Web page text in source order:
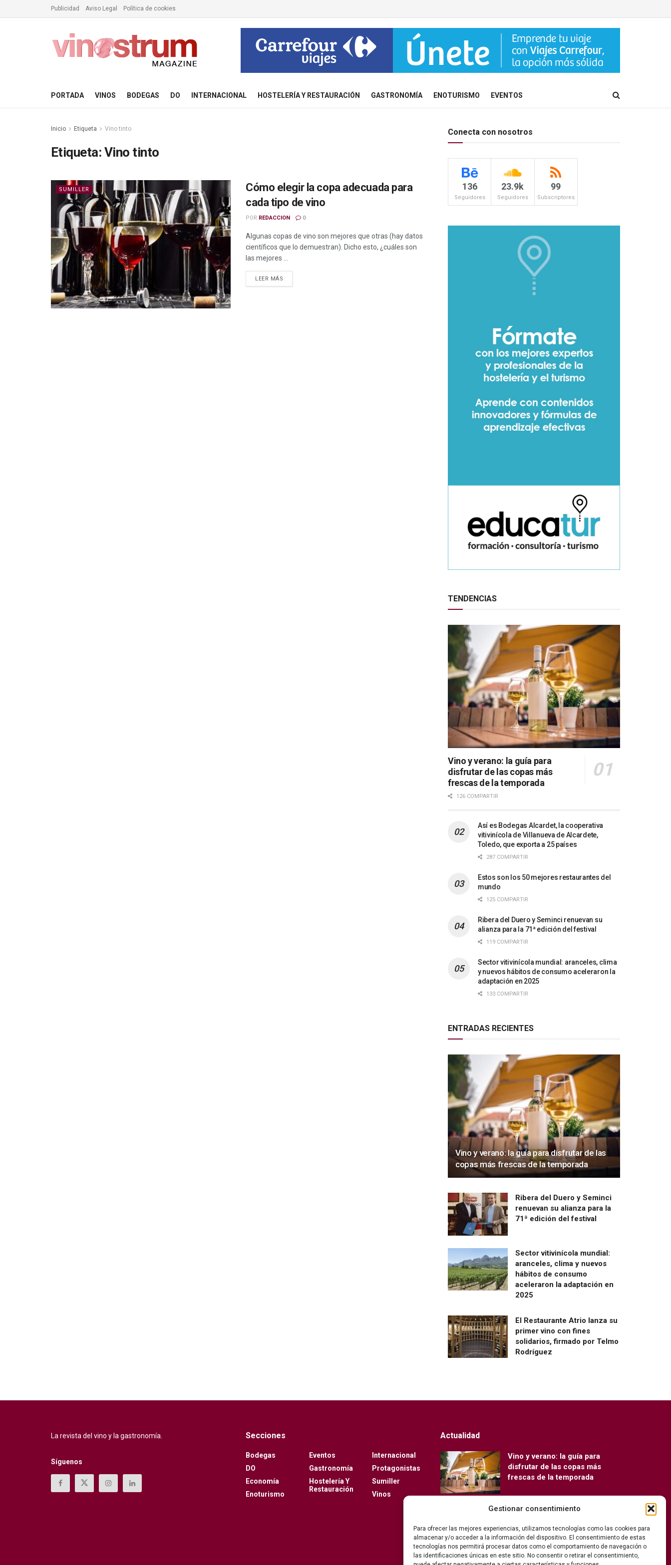
Gestionar consentimiento
Para ofrecer las mejores experiencias, utilizamos tecnologías como las cookies para
almacenar y/o acceder a la información del dispositivo. El consentimiento de estas
tecnologías nos permitirá procesar datos como el comportamiento de navegación o
las identificaciones únicas en este sitio. No consentir o retirar el consentimiento,
Publicidad Aviso Legal Política de cookies
PORTADA VINOS BODEGAS DO INTERNACIONAL HOSTELERÍA Y RESTAURACIÓN GASTRONOMÍA ENOTURISMO EVENTOS
Inicio Etiqueta Vino tinto
Etiqueta: Vino tinto
SUMILLER
Cómo elegir la copa adecuada para
cada tipo de vino
POR REDACCION 0
Algunas copas de vino son mejores que otras (hay datos
científicos que lo demuestran). Dicho esto, ¿cuáles son
las mejores ...
LEER MÁS
Conecta con nosotros
136
Seguidores
23.9k
Seguidores
99
Subscriptores
TENDENCIAS
Vino y verano: la guía para
disfrutar de las copas más
frescas de la temporada
126 COMPARTIR
Así es Bodegas Alcardet, la cooperativa
vitivinícola de Villanueva de Alcardete,
Toledo, que exporta a 25 países
287 COMPARTIR
Estos son los 50 mejores restaurantes del
mundo
125 COMPARTIR
Ribera del Duero y Seminci renuevan su
alianza para la 71ª edición del festival
119 COMPARTIR
Sector vitivinícola mundial: aranceles, clima
y nuevos hábitos de consumo aceleraron la
adaptación en 2025
133 COMPARTIR
ENTRADAS RECIENTES
Vino y verano: la guía para disfrutar de las
copas más frescas de la temporada
Ribera del Duero y Seminci
renuevan su alianza para la
71ª edición del festival
Sector vitivinícola mundial:
aranceles, clima y nuevos
hábitos de consumo
aceleraron la adaptación en
2025
El Restaurante Atrio lanza su
primer vino con fines
solidarios, firmado por Telmo
Rodríguez
La revista del vino y la gastronomía.
Síguenos
Secciones
Bodegas
DO
Economía
Enoturismo
Eventos
Gastronomía
Hostelería Y
Restauración
Internacional
Protagonistas
Sumiller
Vinos
Actualidad
Vino y verano: la guía para
disfrutar de las copas más
frescas de la temporada
Ribera del Duero y Seminci
edición del festival